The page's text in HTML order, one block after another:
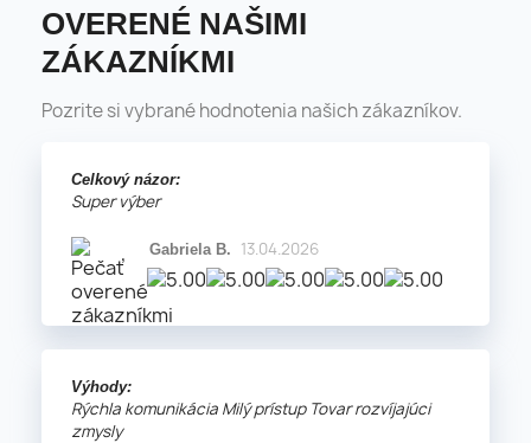
OVERENÉ NAŠIMI
ZÁKAZNÍKMI
Pozrite si vybrané hodnotenia našich zákazníkov.
Celkový názor:
Super výber
Gabriela B. 13.04.2026
Výhody:
Rýchla komunikácia Milý prístup Tovar rozvíjajúci
zmysly